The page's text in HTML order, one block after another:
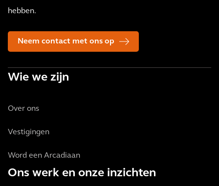
hebben.
Neem contact met ons op
Wie we zijn
Over ons
Vestigingen
Word een Arcadiaan
Ons werk en onze inzichten